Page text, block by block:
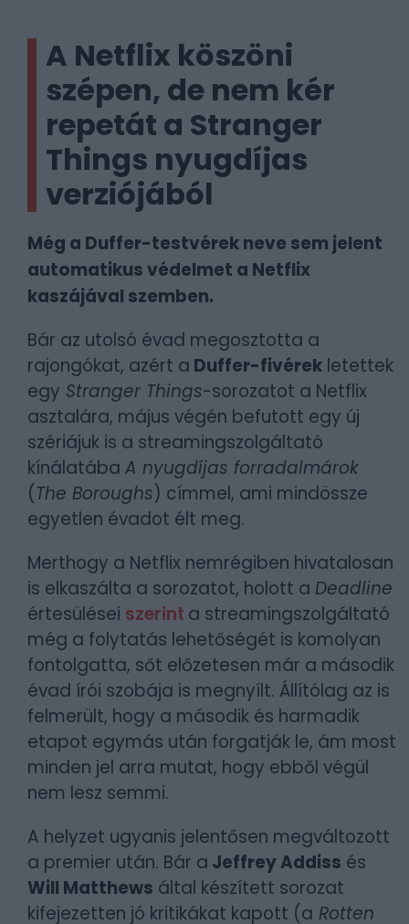
A Netflix köszöni
szépen, de nem kér
repetát a Stranger
Things nyugdíjas
verziójából
Még a Duffer-testvérek neve sem jelent
automatikus védelmet a Netflix
kaszájával szemben.
Bár az utolsó évad megosztotta a
rajongókat, azért a Duffer-fivérek letettek
egy Stranger Things-sorozatot a Netflix
asztalára, május végén befutott egy új
szériájuk is a streamingszolgáltató
kínálatába A nyugdíjas forradalmárok
(The Boroughs) címmel, ami mindössze
egyetlen évadot élt meg.
Merthogy a Netflix nemrégiben hivatalosan
is elkaszálta a sorozatot, holott a Deadline
értesülései szerint a streamingszolgáltató
még a folytatás lehetőségét is komolyan
fontolgatta, sőt előzetesen már a második
évad írói szobája is megnyílt. Állítólag az is
felmerült, hogy a második és harmadik
etapot egymás után forgatják le, ám most
minden jel arra mutat, hogy ebből végül
nem lesz semmi.
A helyzet ugyanis jelentősen megváltozott
a premier után. Bár a Jeffrey Addiss és
Will Matthews által készített sorozat
kifejezetten jó kritikákat kapott (a Rotten